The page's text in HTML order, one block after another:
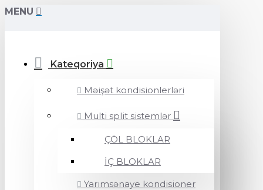
MENU
Kateqoriya
Məişət kondisionlerləri
Multi split sistemlər
ÇÖL BLOKLAR
İÇ BLOKLAR
Yarımsənaye kondisioner